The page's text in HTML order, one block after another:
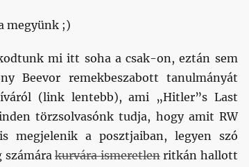
megyünk ;)
mi itt soha a csak-on, eztán sem
Beevor remekbeszabott tanulmányát
(link lentebb), ami „Hitler”s Last
törzsolvasónk tudja, hogy amit RW
megjelenik a posztjaiban, legyen szó
számárakurvára ismeretlenritkán hallott